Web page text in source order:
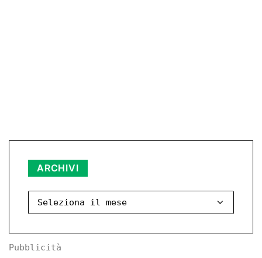
ARCHIVI
Pubblicità